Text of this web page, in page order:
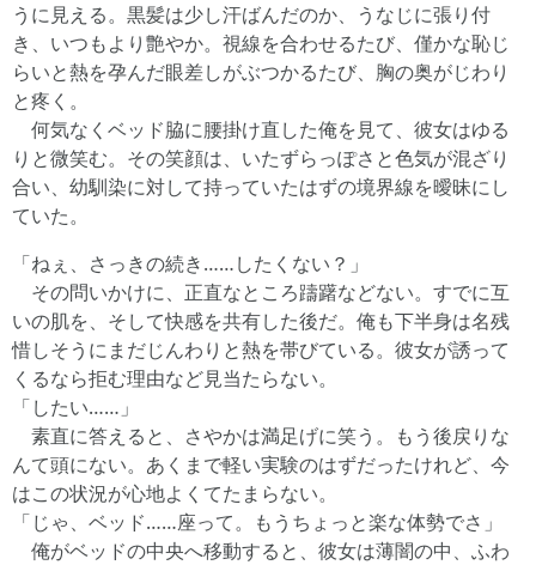
うに見える。黒髪は少し汗ばんだのか、うなじに張り付
き、いつもより艶やか。視線を合わせるたび、僅かな恥じ
らいと熱を孕んだ眼差しがぶつかるたび、胸の奥がじわり
と疼く。
何気なくベッド脇に腰掛け直した俺を見て、彼女はゆる
りと微笑む。その笑顔は、いたずらっぽさと色気が混ざり
合い、幼馴染に対して持っていたはずの境界線を曖昧にし
ていた。
「ねぇ、さっきの続き……したくない？」
その問いかけに、正直なところ躊躇などない。すでに互
いの肌を、そして快感を共有した後だ。俺も下半身は名残
惜しそうにまだじんわりと熱を帯びている。彼女が誘って
くるなら拒む理由など見当たらない。
「したい……」
素直に答えると、さやかは満足げに笑う。もう後戻りな
んて頭にない。あくまで軽い実験のはずだったけれど、今
はこの状況が心地よくてたまらない。
「じゃ、ベッド……座って。もうちょっと楽な体勢でさ」
俺がベッドの中央へ移動すると、彼女は薄闇の中、ふわ